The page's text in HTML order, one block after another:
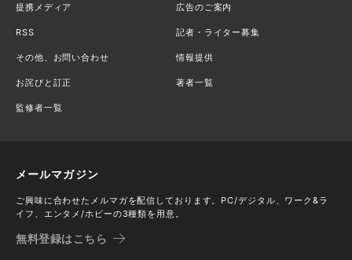
提携メディア 広告のご案内
RSS 記者・ライター募集
その他、お問い合わせ 情報提供
お詫びと訂正 著者一覧
監修者一覧
メールマガジン
ご興味に合わせたメルマガを配信しております。PC/デジタル、ワーク&ラ
イフ、エンタメ/ホビーの3種類を用意。
無料登録はこちら